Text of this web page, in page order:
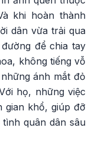
khi hoàn thành
dân vừa trải qua
để chia tay
không tiếng vỗ
ánh mắt đỏ
họ, những việc
gian khổ, giúp đỡ
quân dân sâu